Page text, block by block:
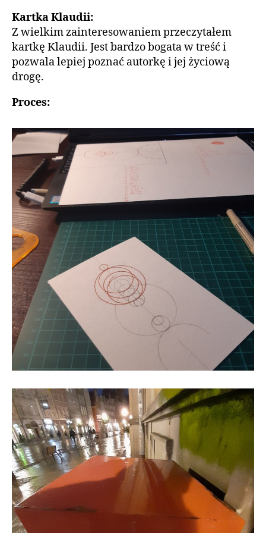
Kartka Klaudii:
Z wielkim zainteresowaniem przeczytałem
kartkę Klaudii. Jest bardzo bogata w treść i
pozwala lepiej poznać autorkę i jej życiową
drogę.
Proces: